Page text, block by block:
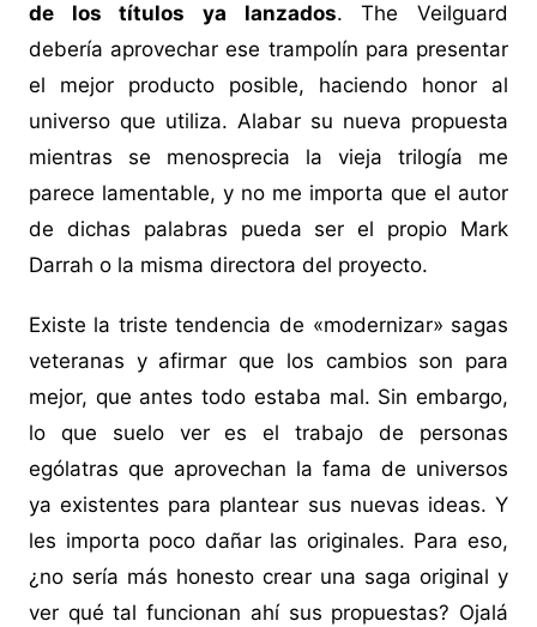
de los títulos ya lanzados. The Veilguard
debería aprovechar ese trampolín para presentar
el mejor producto posible, haciendo honor al
universo que utiliza. Alabar su nueva propuesta
mientras se menosprecia la vieja trilogía me
parece lamentable, y no me importa que el autor
de dichas palabras pueda ser el propio Mark
Darrah o la misma directora del proyecto.
Existe la triste tendencia de «modernizar» sagas
veteranas y afirmar que los cambios son para
mejor, que antes todo estaba mal. Sin embargo,
lo que suelo ver es el trabajo de personas
ególatras que aprovechan la fama de universos
ya existentes para plantear sus nuevas ideas. Y
les importa poco dañar las originales. Para eso,
¿no sería más honesto crear una saga original y
ver qué tal funcionan ahí sus propuestas? Ojalá